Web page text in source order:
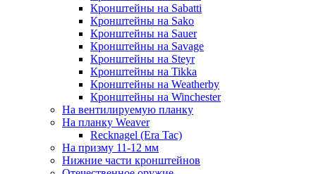
Кронштейны на Sabatti
Кронштейны на Sako
Кронштейны на Sauer
Кронштейны на Savage
Кронштейны на Steyr
Кронштейны на Tikka
Кронштейны на Weatherby
Кронштейны на Winchester
На вентилируемую планку
На планку Weaver
Recknagel (Era Tac)
На призму 11-12 мм
Нижние части кронштейнов